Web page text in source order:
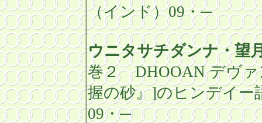
（インド）09・─
ウニタサチダンナ・望
巻２DHOOANデヴァ
握の砂』]のヒンデイー
09・─